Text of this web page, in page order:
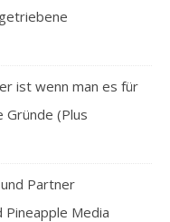
ist wenn man es für
Gründe (Plus
Partner
Pineapple Media